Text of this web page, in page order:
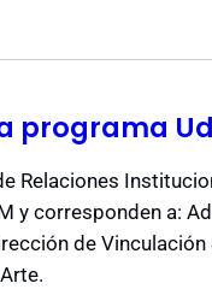
programa
Relaciones
y corresponden a:
de Vinculación